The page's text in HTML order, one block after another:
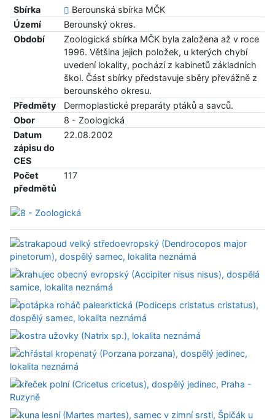
Sbírka
Berounská sbírka MČK
Území
Berounský okres.
Období
Zoologická sbírka MČK byla založena až v roce
1996. Většina jejich položek, u kterých chybí
uvedení lokality, pochází z kabinetů základních
škol. Část sbírky představuje sběry převážně z
berounského okresu.
Předměty
Dermoplastické preparáty ptáků a savců.
Obor
8 - Zoologická
Datum
zápisu do
CES
22.08.2002
Počet
předmětů
117